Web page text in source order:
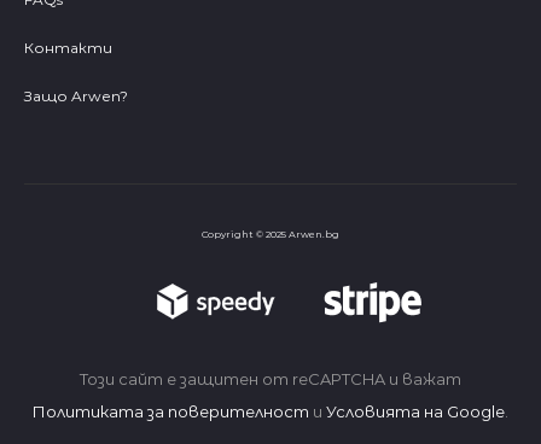
Контакти
Защо Arwen?
Copyright © 2025 Arwen.bg
Този сайт е защитен от reCAPTCHA и важат
Политиката за поверителност и Условията на Google